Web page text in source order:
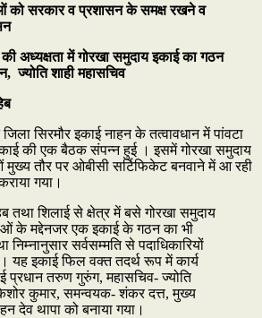
को सरकार व प्रशासन के समक्ष रखने व
अध्यक्षता में गोरखा समुदाय इकाई का गठन
ज्योति शाही महासचिव
सिरमौर इकाई नाहन के तत्वावधान में पांवटा
की एक बैठक संपन्न हुई । इसमें गोरखा समुदाय
मुख्य तौर पर ओबीसी सर्टिफिकेट बनवाने में आ रही
गया।
तथा शिलाई से क्षेत्र में बसे गोरखा समुदाय
के मद्देनजर एक इकाई के गठन का भी
निम्नानुसार सर्वसम्मति से पदाधिकारियों
यह इकाई फिल वक्त तदर्थ रूप में कार्य
प्रधान तरुण गुरुंग, महासचिव- ज्योति
कुमार, समन्वयक- शंकर दत्त, मुख्य
देव थापा को बनाया गया।